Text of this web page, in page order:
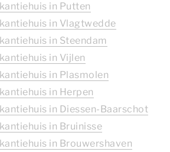
in Putten
in Vlagtwedde
in Steendam
in Vijlen
in Plasmolen
in Herpen
in Diessen-Baarschot
in Bruinisse
in Brouwershaven